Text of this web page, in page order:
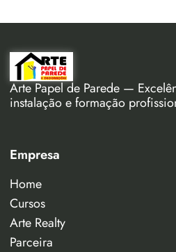
Arte Papel de Parede —
instalação e formação
Empresa
Home
Cursos
Arte Realty
Parceira